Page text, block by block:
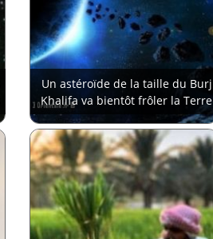
Un astéroïde de la taille du Burj
Khalifa va bientôt frôler la Terre